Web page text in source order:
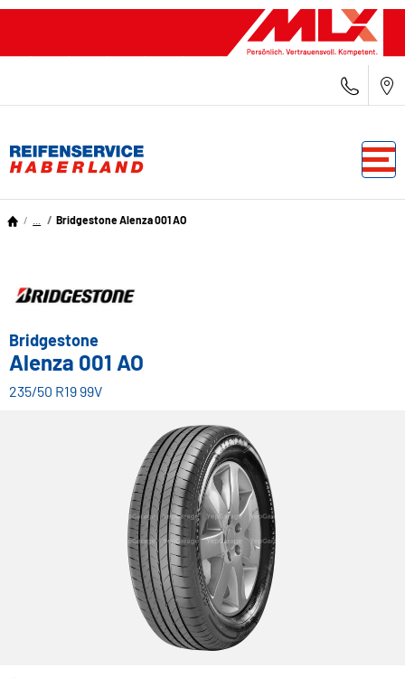
Bridgestone Alenza 001 AO
Bridgestone
Alenza 001 AO
235/50 R19 99V